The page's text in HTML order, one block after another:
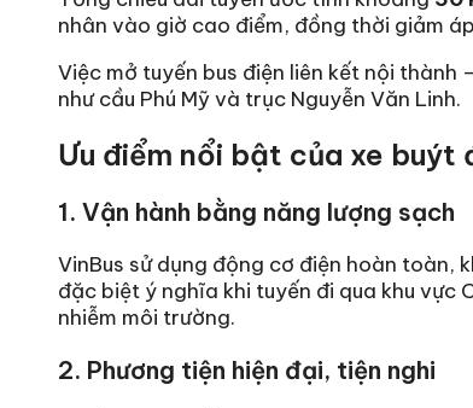
nhân vào giờ cao điểm, đồng thời giảm
Việc mở tuyến bus điện liên kết nội
như cầu Phú Mỹ và trục Nguyễn Văn Linh.
Ưu điểm nổi bật của xe buýt
1. Vận hành bằng năng lượng sạch
VinBus sử dụng động cơ điện hoàn toàn,
đặc biệt ý nghĩa khi tuyến đi qua khu vực
nhiễm môi trường.
2. Phương tiện hiện đại, tiện nghi